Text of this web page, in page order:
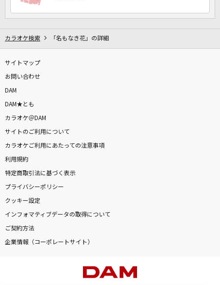
カラオケ検索 「名もなき花」の詳細
サイトマップ
お問い合わせ
DAM
DAM★とも
カラオケ＠DAM
サイトのご利用について
カラオケご利用にあたっての注意事項
利用規約
特定商取引法に基づく表示
プライバシーポリシー
クッキー設定
インフォマティブデータの取得について
ご契約方法
企業情報（コーポレートサイト）